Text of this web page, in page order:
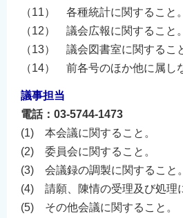
（11） 各種統計に関すること。
（12） 議会広報に関すること。
（13） 議会図書室に関するこ
（14） 前各号のほか他に属し
議事担当
電話：03-5744-1473
(1) 本会議に関すること。
(2) 委員会に関すること。
(3) 会議録の調製に関すること。
(4) 請願、陳情の受理及び処理
(5) その他会議に関すること。